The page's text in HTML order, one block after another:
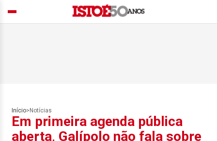
Início> Notícias
Em primeira agenda pública
aberta, Galípolo não fala sobre